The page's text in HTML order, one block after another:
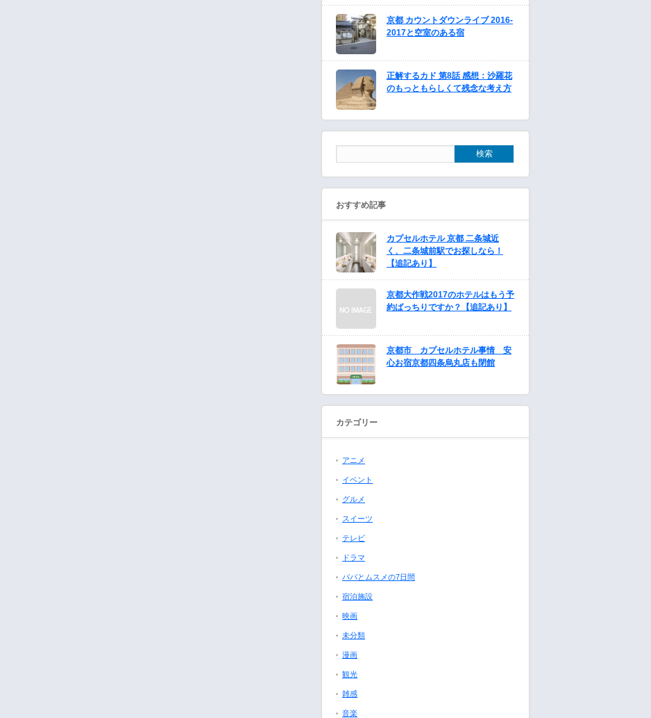
京都 カウントダウンライブ 2016-
2017と空室のある宿
正解するカド 第8話 感想：沙羅花
のもっともらしくて残念な考え方
おすすめ記事
カプセルホテル 京都 二条城近
く、二条城前駅でお探しなら！
【追記あり】
京都大作戦2017のホテルはもう予
約ばっちりですか？【追記あり】
京都市 カプセルホテル事情 安
心お宿京都四条烏丸店も閉館
カテゴリー
アニメ
イベント
グルメ
スイーツ
テレビ
ドラマ
パパとムスメの7日間
宿泊施設
映画
未分類
漫画
観光
雑感
音楽